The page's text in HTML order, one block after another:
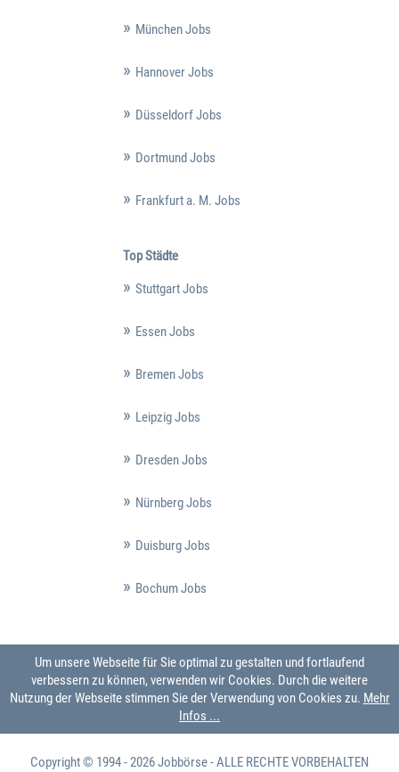
München Jobs
Hannover Jobs
Düsseldorf Jobs
Dortmund Jobs
Frankfurt a. M. Jobs
Top Städte
Stuttgart Jobs
Essen Jobs
Bremen Jobs
Leipzig Jobs
Dresden Jobs
Nürnberg Jobs
Duisburg Jobs
Bochum Jobs
Um unsere Webseite für Sie optimal zu gestalten und fortlaufend
verbessern zu können, verwenden wir Cookies. Durch die weitere
Nutzung der Webseite stimmen Sie der Verwendung von Cookies zu. Mehr
Infos ...
Copyright © 1994 - 2026Jobbörse- ALLE RECHTE VORBEHALTEN